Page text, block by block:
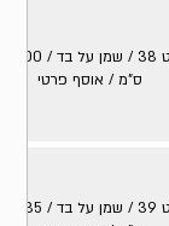
ס"מ / אוסף פרטי